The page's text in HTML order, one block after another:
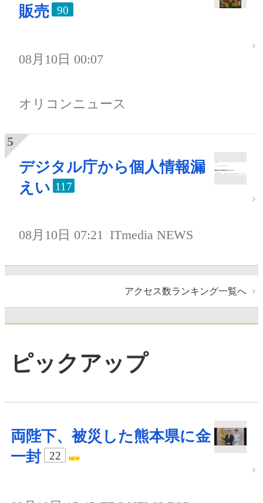
販売
90
08月10日 00:07
オリコンニュース
デジタル庁から個人情報漏
えい 117
08月10日 07:21 ITmedia NEWS
アクセス数ランキング一覧へ
ピックアップ
両陛下、被災した熊本県に金
一封
22